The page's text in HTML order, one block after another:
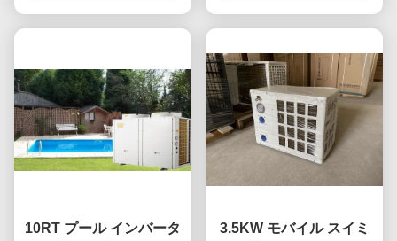
10RT プール インバータ
3.5KW モバイル スイミ